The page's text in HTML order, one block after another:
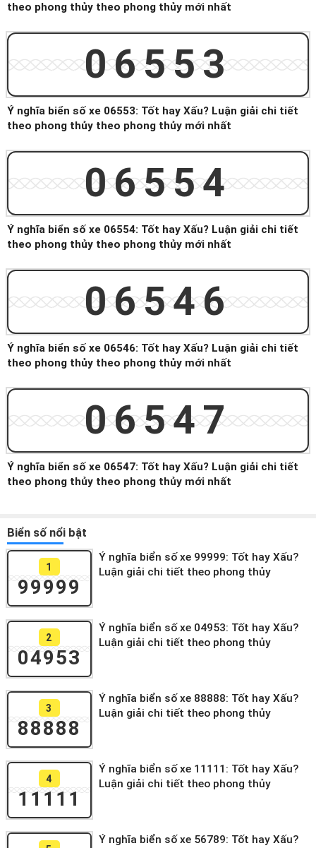
theo phong thủy theo phong thủy mới nhất
06553
Ý nghĩa biển số xe 06553: Tốt hay Xấu? Luận giải chi tiết
theo phong thủy theo phong thủy mới nhất
06554
Ý nghĩa biển số xe 06554: Tốt hay Xấu? Luận giải chi tiết
theo phong thủy theo phong thủy mới nhất
06546
Ý nghĩa biển số xe 06546: Tốt hay Xấu? Luận giải chi tiết
theo phong thủy theo phong thủy mới nhất
06547
Ý nghĩa biển số xe 06547: Tốt hay Xấu? Luận giải chi tiết
theo phong thủy theo phong thủy mới nhất
Biển số nổi bật
1
99999
Ý nghĩa biển số xe 99999: Tốt hay Xấu?
Luận giải chi tiết theo phong thủy
2
04953
Ý nghĩa biển số xe 04953: Tốt hay Xấu?
Luận giải chi tiết theo phong thủy
3
88888
Ý nghĩa biển số xe 88888: Tốt hay Xấu?
Luận giải chi tiết theo phong thủy
4
11111
Ý nghĩa biển số xe 11111: Tốt hay Xấu?
Luận giải chi tiết theo phong thủy
Ý nghĩa biển số xe 56789: Tốt hay Xấu?